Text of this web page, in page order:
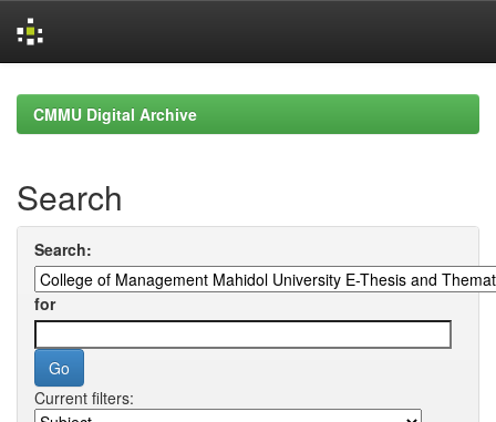
navigationCMMU Digital Archive
Search
Search:
for
Current filters: